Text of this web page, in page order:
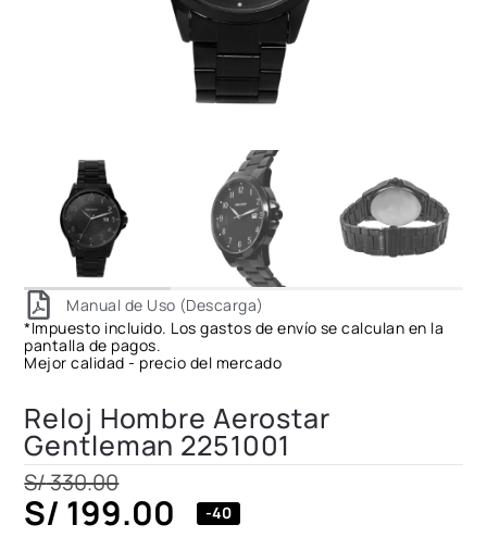
Manual de Uso (Descarga)
*Impuesto incluido. Los gastos de envío se calculan en la
pantalla de pagos.
Mejor calidad - precio del mercado
Reloj Hombre Aerostar
Gentleman 2251001
S/330.00
S/ 199.00 -40